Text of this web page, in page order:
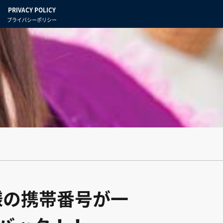
PRIVACY POLICY
プライバシーポリシー
携帯番号が一